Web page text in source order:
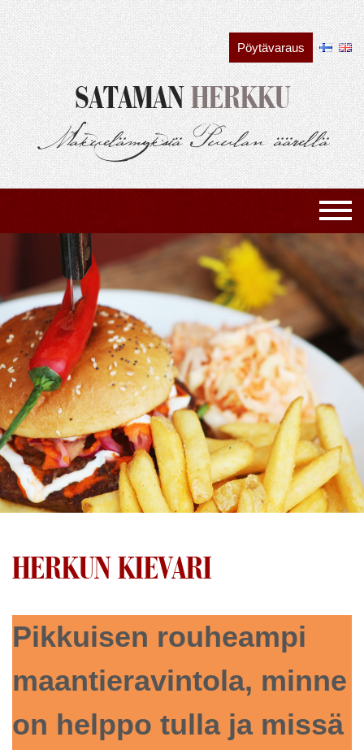
Siirry
sisältöön
Pöytävaraus
SATAMANHERKKU
Makuelämyksiä Puulan äärellä
HERKUN KIEVARI
Pikkuisen rouheampi
maantieravintola, minne
on helppo tulla ja missä